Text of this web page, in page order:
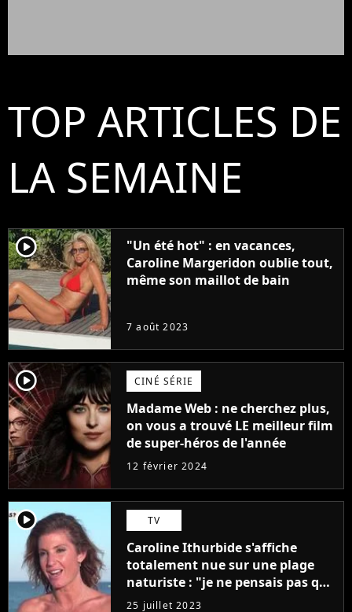
TOP ARTICLES DE
LA SEMAINE
player2
"Un été hot" : en vacances,
Caroline Margeridon oublie tout,
même son maillot de bain
7 août 2023
player2 CINÉ SÉRIE
Madame Web : ne cherchez plus,
on vous a trouvé LE meilleur film
de super-héros de l'année
12 février 2024
player2 TV
Caroline Ithurbide s'affiche
totalement nue sur une plage
naturiste : "je ne pensais pas que
j'arriverais à le faire..."
25 juillet 2023